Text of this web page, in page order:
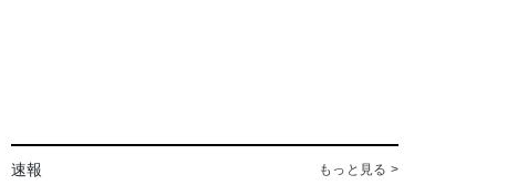
速報 もっと見る >